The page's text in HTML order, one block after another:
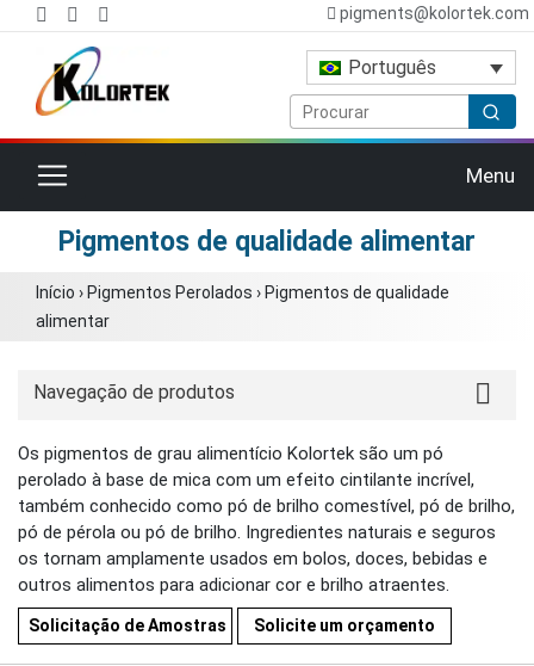
pigments@kolortek.com
Português
Alternar navegação Menu
Pigmentos de qualidade alimentar
Início › Pigmentos Perolados › Pigmentos de qualidade
alimentar
Navegação de produtos
Os pigmentos de grau alimentício Kolortek são um pó
perolado à base de mica com um efeito cintilante incrível,
também conhecido como pó de brilho comestível, pó de brilho,
pó de pérola ou pó de brilho. Ingredientes naturais e seguros
os tornam amplamente usados em bolos, doces, bebidas e
outros alimentos para adicionar cor e brilho atraentes.
Solicitação de Amostras Solicite um orçamento